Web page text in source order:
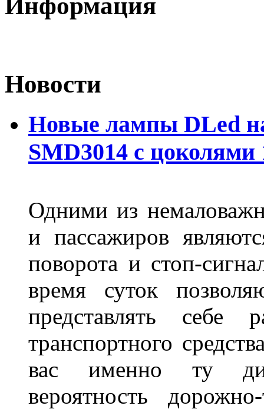
Новости
Новые лампы DLed
SMD3014 с цоколями
Одними из
и пассажиров
поворота и стоп-
время суток
представлять
транспортного
вас именно ту
вероятность